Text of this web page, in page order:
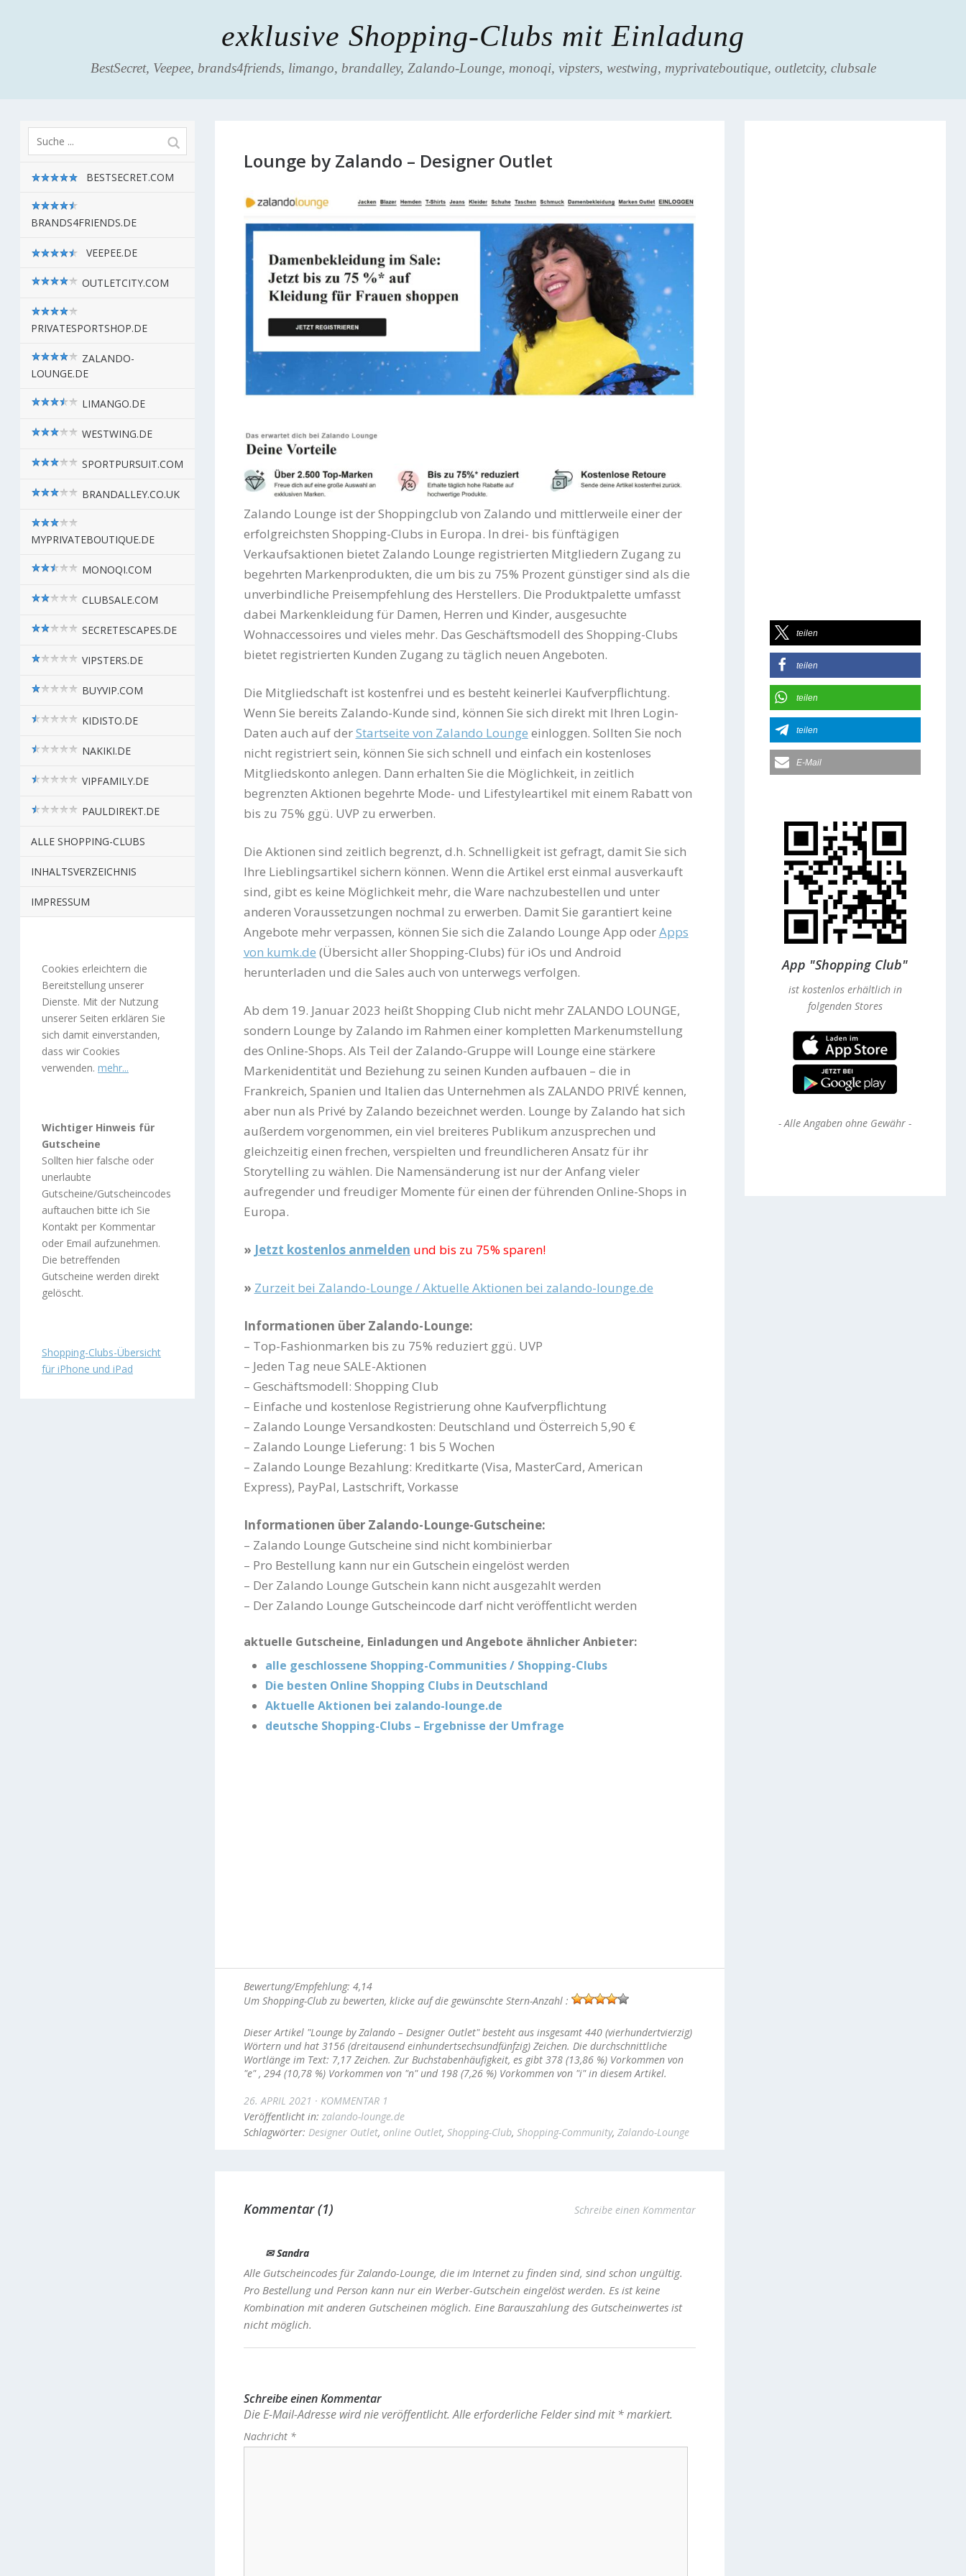
exklusive Shopping-Clubs mit Einladung
BestSecret, Veepee, brands4friends, limango, brandalley, Zalando-Lounge, monoqi, vipsters, westwing, myprivateboutique, outletcity, clubsale
BESTSECRET.COM
BRANDS4FRIENDS.DE
VEEPEE.DE
OUTLETCITY.COM
PRIVATESPORTSHOP.DE
ZALANDO-
LOUNGE.DE
LIMANGO.DE
WESTWING.DE
SPORTPURSUIT.COM
BRANDALLEY.CO.UK
MYPRIVATEBOUTIQUE.DE
MONOQI.COM
CLUBSALE.COM
SECRETESCAPES.DE
VIPSTERS.DE
BUYVIP.COM
KIDISTO.DE
NAKIKI.DE
VIPFAMILY.DE
PAULDIREKT.DE
ALLE SHOPPING-CLUBS
INHALTSVERZEICHNIS
IMPRESSUM
Cookies erleichtern die
Bereitstellung unserer
Dienste. Mit der Nutzung
unserer Seiten erklären Sie
sich damit einverstanden,
dass wir Cookies
verwenden. mehr...
Wichtiger Hinweis für
Gutscheine
Sollten hier falsche oder
unerlaubte
Gutscheine/Gutscheincodes
auftauchen bitte ich Sie
Kontakt per Kommentar
oder Email aufzunehmen.
Die betreffenden
Gutscheine werden direkt
gelöscht.
Shopping-Clubs-Übersicht
für iPhone und iPad
Lounge by Zalando – Designer Outlet
Zalando Lounge ist der Shoppingclub von Zalando und mittlerweile einer der
erfolgreichsten Shopping-Clubs in Europa. In drei- bis fünftägigen
Verkaufsaktionen bietet Zalando Lounge registrierten Mitgliedern Zugang zu
begehrten Markenprodukten, die um bis zu 75% Prozent günstiger sind als die
unverbindliche Preisempfehlung des Herstellers. Die Produktpalette umfasst
dabei Markenkleidung für Damen, Herren und Kinder, ausgesuchte
Wohnaccessoires und vieles mehr. Das Geschäftsmodell des Shopping-Clubs
bietet registrierten Kunden Zugang zu täglich neuen Angeboten.
Die Mitgliedschaft ist kostenfrei und es besteht keinerlei Kaufverpflichtung.
Wenn Sie bereits Zalando-Kunde sind, können Sie sich direkt mit Ihren Login-
Daten auch auf derStartseite von Zalando Lounge einloggen. Sollten Sie noch
nicht registriert sein, können Sie sich schnell und einfach ein kostenloses
Mitgliedskonto anlegen. Dann erhalten Sie die Möglichkeit, in zeitlich
begrenzten Aktionen begehrte Mode- und Lifestyleartikel mit einem Rabatt von
bis zu 75% ggü. UVP zu erwerben.
Die Aktionen sind zeitlich begrenzt, d.h. Schnelligkeit ist gefragt, damit Sie sich
Ihre Lieblingsartikel sichern können. Wenn die Artikel erst einmal ausverkauft
sind, gibt es keine Möglichkeit mehr, die Ware nachzubestellen und unter
anderen Voraussetzungen nochmal zu erwerben. Damit Sie garantiert keine
Angebote mehr verpassen, können Sie sich die Zalando Lounge App oderApps
von kumk.de (Übersicht aller Shopping-Clubs) für iOs und Android
herunterladen und die Sales auch von unterwegs verfolgen.
Ab dem 19. Januar 2023 heißt Shopping Club nicht mehr ZALANDO LOUNGE,
sondern Lounge by Zalando im Rahmen einer kompletten Markenumstellung
des Online-Shops. Als Teil der Zalando-Gruppe will Lounge eine stärkere
Markenidentität und Beziehung zu seinen Kunden aufbauen – die in
Frankreich, Spanien und Italien das Unternehmen als ZALANDO PRIVÉ kennen,
aber nun als Privé by Zalando bezeichnet werden. Lounge by Zalando hat sich
außerdem vorgenommen, ein viel breiteres Publikum anzusprechen und
gleichzeitig einen frechen, verspielten und freundlicheren Ansatz für ihr
Storytelling zu wählen. Die Namensänderung ist nur der Anfang vieler
aufregender und freudiger Momente für einen der führenden Online-Shops in
Europa.
» Jetzt kostenlos anmelden und bis zu 75% sparen!
» Zurzeit bei Zalando-Lounge / Aktuelle Aktionen bei zalando-lounge.de
Informationen über Zalando-Lounge:
– Top-Fashionmarken bis zu 75% reduziert ggü. UVP
– Jeden Tag neue SALE-Aktionen
– Geschäftsmodell: Shopping Club
– Einfache und kostenlose Registrierung ohne Kaufverpflichtung
– Zalando Lounge Versandkosten: Deutschland und Österreich 5,90 €
– Zalando Lounge Lieferung: 1 bis 5 Wochen
– Zalando Lounge Bezahlung: Kreditkarte (Visa, MasterCard, American
Express), PayPal, Lastschrift, Vorkasse
Informationen über Zalando-Lounge-Gutscheine:
– Zalando Lounge Gutscheine sind nicht kombinierbar
– Pro Bestellung kann nur ein Gutschein eingelöst werden
– Der Zalando Lounge Gutschein kann nicht ausgezahlt werden
– Der Zalando Lounge Gutscheincode darf nicht veröffentlicht werden
aktuelle Gutscheine, Einladungen und Angebote ähnlicher Anbieter:
alle geschlossene Shopping-Communities / Shopping-Clubs
Die besten Online Shopping Clubs in Deutschland
Aktuelle Aktionen bei zalando-lounge.de
deutsche Shopping-Clubs – Ergebnisse der Umfrage
Bewertung/Empfehlung: 4,14
Um Shopping-Club zu bewerten, klicke auf die gewünschte Stern-Anzahl :
Dieser Artikel "Lounge by Zalando – Designer Outlet" besteht aus insgesamt 440 (vierhundertvierzig)
Wörtern und hat 3156 (dreitausend einhundertsechsundfünfzig) Zeichen. Die durchschnittliche
Wortlänge im Text: 7,17 Zeichen. Zur Buchstabenhäufigkeit, es gibt 378 (13,86 %) Vorkommen von
"e" , 294 (10,78 %) Vorkommen von "n" und 198 (7,26 %) Vorkommen von "i" in diesem Artikel.
26. APRIL 2021
KOMMENTAR 1
Veröffentlicht in: zalando-lounge.de
Schlagwörter: Designer Outlet, online Outlet, Shopping-Club, Shopping-Community, Zalando-Lounge
Kommentar (1) Schreibe einen Kommentar
✉ Sandra
Alle Gutscheincodes für Zalando-Lounge, die im Internet zu finden sind, sind schon ungültig.
Pro Bestellung und Person kann nur ein Werber-Gutschein eingelöst werden. Es ist keine
Kombination mit anderen Gutscheinen möglich. Eine Barauszahlung des Gutscheinwertes ist
nicht möglich.
Schreibe einen Kommentar
Die E-Mail-Adresse wird nie veröffentlicht. Alle erforderliche Felder sind mit *markiert.
Nachricht *
teilen
teilen
teilen
teilen
E-Mail
App "Shopping Club"
ist kostenlos erhältlich in
folgenden Stores
-Alle Angaben ohne Gewähr -